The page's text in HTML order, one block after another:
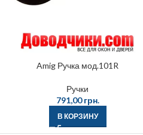
Amig Ручка мод.101R
Ручки
791,00грн.
В КОРЗИНУ